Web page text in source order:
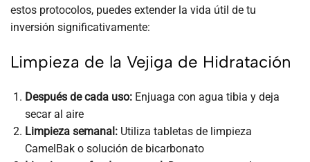
estos protocolos, puedes extender la vida útil de tu
inversión significativamente:
Limpieza de la Vejiga de Hidratación
Después de cada uso:Enjuaga con agua tibia y deja
secar al aire
Limpieza semanal:Utiliza tabletas de limpieza
CamelBak o solución de bicarbonato